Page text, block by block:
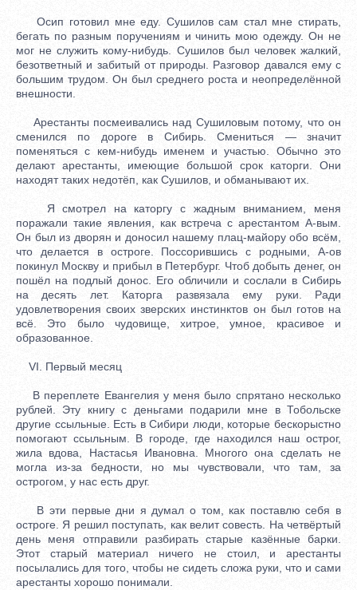
Осип готовил мне еду. Сушилов сам стал мне стирать,
бегать по разным поручениям и чинить мою одежду. Он не
мог не служить кому-нибудь. Сушилов был человек жалкий,
безответный и забитый от природы. Разговор давался ему с
большим трудом. Он был среднего роста и неопределённой
внешности.
Арестанты посмеивались над Сушиловым потому, что он
сменился по дороге в Сибирь. Смениться — значит
поменяться с кем-нибудь именем и участью. Обычно это
делают арестанты, имеющие большой срок каторги. Они
находят таких недотёп, как Сушилов, и обманывают их.
Я смотрел на каторгу с жадным вниманием, меня
поражали такие явления, как встреча с арестантом А-вым.
Он был из дворян и доносил нашему плац-майору обо всём,
что делается в остроге. Поссорившись с родными, А-ов
покинул Москву и прибыл в Петербург. Чтоб добыть денег, он
пошёл на подлый донос. Его обличили и сослали в Сибирь
на десять лет. Каторга развязала ему руки. Ради
удовлетворения своих зверских инстинктов он был готов на
всё. Это было чудовище, хитрое, умное, красивое и
образованное.
VI. Первый месяц
В переплете Евангелия у меня было спрятано несколько
рублей. Эту книгу с деньгами подарили мне в Тобольске
другие ссыльные. Есть в Сибири люди, которые бескорыстно
помогают ссыльным. В городе, где находился наш острог,
жила вдова, Настасья Ивановна. Многого она сделать не
могла из-за бедности, но мы чувствовали, что там, за
острогом, у нас есть друг.
В эти первые дни я думал о том, как поставлю себя в
остроге. Я решил поступать, как велит совесть. На четвёртый
день меня отправили разбирать старые казённые барки.
Этот старый материал ничего не стоил, и арестанты
посылались для того, чтобы не сидеть сложа руки, что и сами
арестанты хорошо понимали.